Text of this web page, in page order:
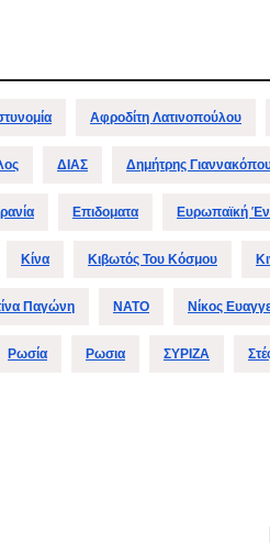
Αφροδίτη Λατινοπούλου
ΔΙΑΣ Δημήτρης
Επιδοματα Ευρωπαϊκή
Κίνα Κιβωτός Του Κόσμου
Παγώνη ΝΑΤΟ Νίκος
Ρωσία Ρωσια ΣΥΡΙΖΑ